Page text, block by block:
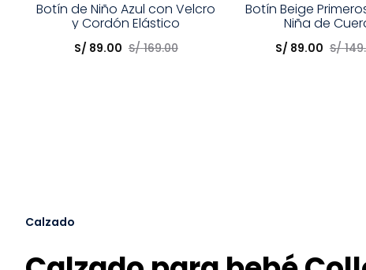
Talla
Elige una opción
Botín de Niño Azul con Velcro
y Cordón Elástico
S/ 89.00 S/ 169.00
Talla
Elige una opción
Botín Beige
Niña de
S/ 89.00 S/ 149.
Calzado